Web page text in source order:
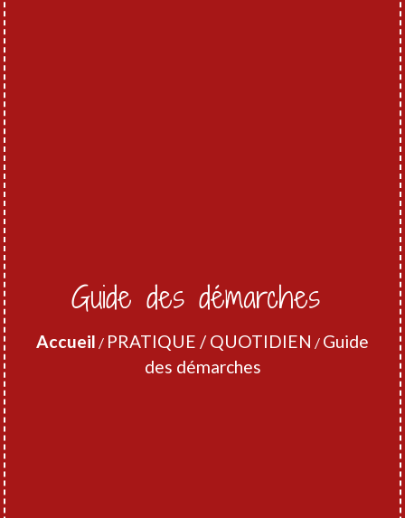
Guide des démarches
Accueil / PRATIQUE / QUOTIDIEN / Guide
des démarches